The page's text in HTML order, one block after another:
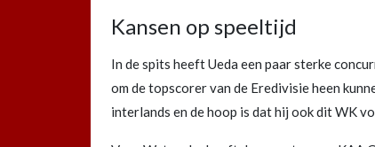
Kansen op speeltijd
In de spits heeft Ueda een paar sterke
om de topscorer van de Eredivisie heen
interlands en de hoop is dat hij ook dit WK